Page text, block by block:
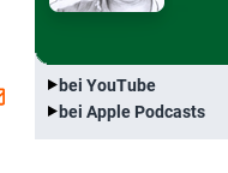
bei YouTube
bei Apple Podcasts